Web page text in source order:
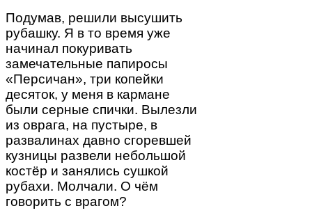
Подумав, решили высушить
рубашку. Я в то время уже
начинал покуривать
замечательные папиросы
«Персичан», три копейки
десяток, у меня в кармане
были серные спички. Вылезли
из оврага, на пустыре, в
развалинах давно сгоревшей
кузницы развели небольшой
костёр и занялись сушкой
рубахи. Молчали. О чём
говорить с врагом?